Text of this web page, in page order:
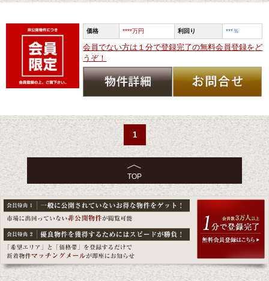
価格 ****万円 利回り ***％
会員でない方は１分で登録完了の無料会員登録をど
うぞ！
1
TOP